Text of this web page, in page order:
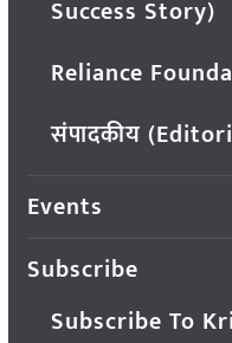
Success Story)
Reliance
संपादकीय
Events
Subscribe
Subscribe To